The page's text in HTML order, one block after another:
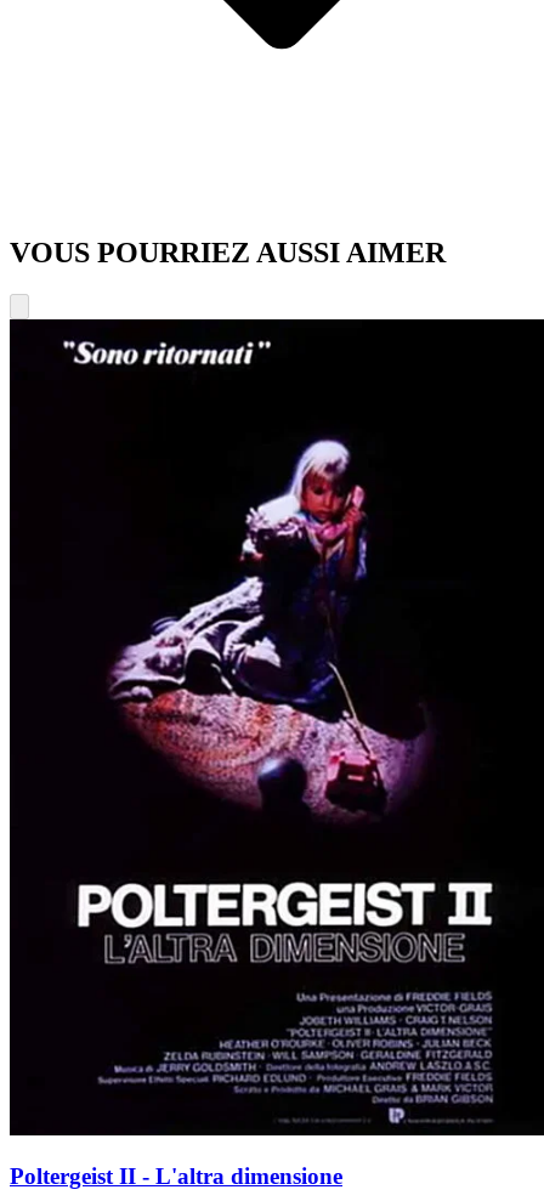
VOUS POURRIEZ AUSSI AIMER
Poltergeist II - L'altra dimensione